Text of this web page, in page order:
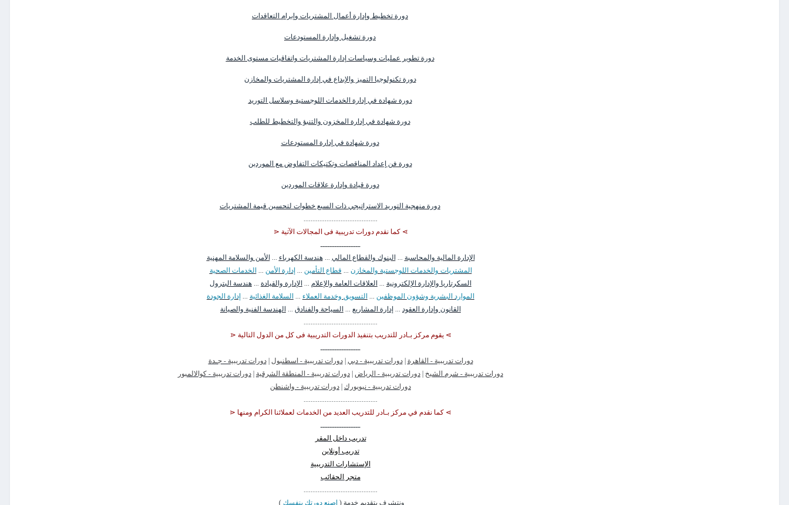
دورة تخطيط وإدارة أعمال المشتريات وإبرام التعاقدات
دورة تشغيل وإدارة المستودعات
دورة تطوير عمليات وسياسات إدارة المشتريات واتفاقيات مستوى الخدمة
دورة تكنولوجيا التميز والإبداع في إدارة المشتريات والمخازن
دورة شهادة في إدارة الخدمات اللوجستية وسلاسل التوريد
دورة شهادة في إدارة المخزون والتنبؤ والتخطيط للطلب
دورة شهادة في إدارة المستودعات
دورة فن إعداد المناقصات وتكتيكات التفاوض مع الموردين
دورة قيادة وإدارة علاقات الموردين
دورة منهجية التوريد الاستراتيجي ذات السبع خطوات لتحسين قيمة المشتريات
..........................................
⋗ كما نقدم دورات تدريبية فى المجالات الآتية ⋖
ـــــــــــــــــ
الإدارة المالية والمحاسبة ... البنوك والقطاع المالي ...هندسة الكهرباء ... الأمن والسلامة المهنية
المشتريات والخدمات اللوجستية والمخازن ... قطاع التأمين ... إدارة الأمن ... الخدمات الصحية
السكرتاريا والإدارة الإلكترونية ... العلاقات العامة والإعلام ... الإدارة والقيادة ... هندسة البترول
الموارد البشرية وشؤون الموظفين ... التسويق وخدمة العملاء ... السلامة الغذائية ... إدارة الجودة
القانون وإدارة العقود ... إدارة المشاريع ... السياحة والفنادق ... الهندسة الفنية والصيانة
..........................................
⋗ يقوم مركز بـادر للتدريب بتنفيذ الدورات التدريبية فى كل من الدول التالية ⋖
ـــــــــــــــــ
دورات تدريبية - القاهرة |دورات تدريبية - دبي |دورات تدريبية - اسطنبول |دورات تدريبية - جـدة
دورات تدريبية - شرم الشيخ
دورات تدريبية - الرياض دورات تدريبية - المنطقة الشرقية
دورات تدريبية - كوالالمبور
دورات تدريبية - نيويورك
دورات تدريبية - واشنطن
..........................................
⋗ كما نقدم في مركز بـادر للتدريب العديد من الخدمات لعملائنا الكرام ومنها ⋖
ـــــــــــــــــ
تدريب داخل المقر
تدريب أونلاين
الإستشارات التدريبية
متجر الحقائب
..........................................
ونتشرف بتقديم خدمة ( اصنع دورتك بنفسك )